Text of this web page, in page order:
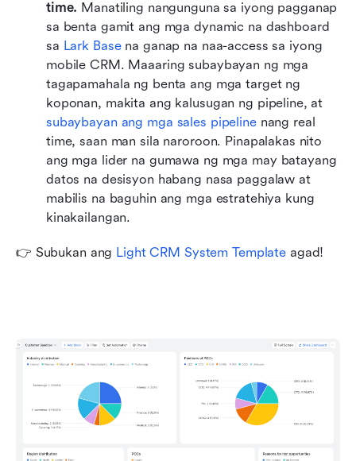
time. Manatiling nangunguna sa iyong pagganap
sa benta gamit ang mga dynamic na dashboard
sa Lark Base na ganap na naa-access sa iyong
mobile CRM. Maaaring subaybayan ng mga
tagapamahala ng benta ang mga target ng
subaybayan ang mga sales pipeline nang real
time, saan man sila naroroon. Pinapalakas nito
ang mga lider na gumawa ng mga may batayang
datos na desisyon habang nasa paggalaw at
mabilis na baguhin ang mga estratehiya kung
kinakailangan.
👉 Subukan ang Light CRM System Template agad!